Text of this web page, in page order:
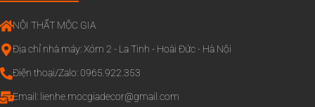
NỘI THẤT MỘC GIA
Địa chỉ nhà máy: Xóm 2 - La Tinh - Hoài Đức - Hà Nội
Điện thoại/Zalo: 0965.922.353
Email: lienhe.mocgiadecor@gmail.com